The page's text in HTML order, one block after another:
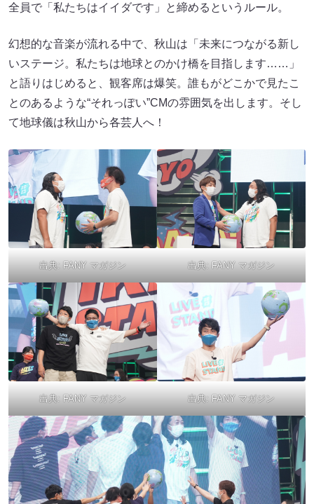
全員で「私たちはイイダです」と締めるというルール。
幻想的な音楽が流れる中で、秋山は「未来につながる新し
いステージ。私たちは地球とのかけ橋を目指します……」
と語りはじめると、観客席は爆笑。誰もがどこかで見たこ
とのあるような“それっぽい”CMの雰囲気を出します。そし
て地球儀は秋山から各芸人へ！
出典: FANY マガジン 出典: FANY マガジン
出典: FANY マガジン 出典: FANY マガジン